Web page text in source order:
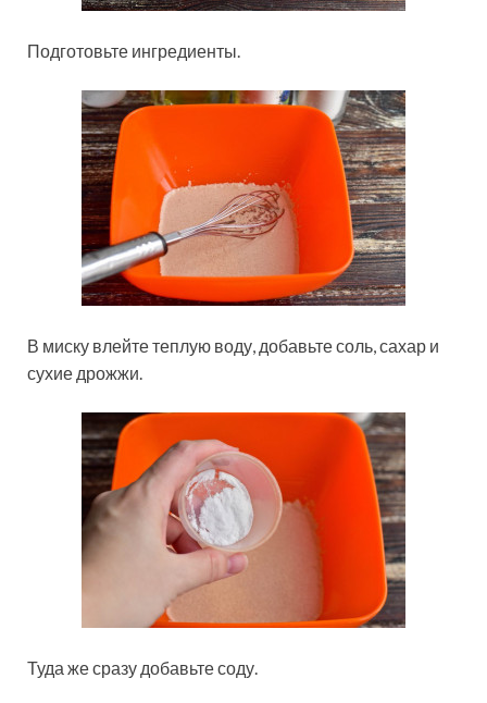
Подготовьте ингредиенты.
В миску влейте теплую воду, добавьте соль, сахар и
сухие дрожжи.
Туда же сразу добавьте соду.